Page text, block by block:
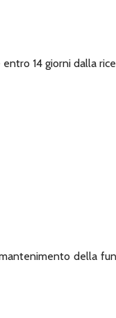
entro 14 giorni dalla
della